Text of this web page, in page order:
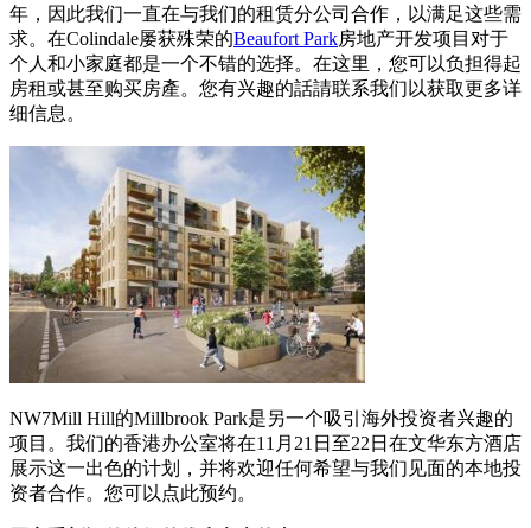
年，因此我们一直在与我们的租赁分公司合作，以满足这些需
求。在Colindale屡获殊荣的Beaufort Park房地产开发项目对于
个人和小家庭都是一个不错的选择。在这里，您可以负担得起
房租或甚至购买房產。您有兴趣的話請联系我们以获取更多详
细信息。
NW7Mill Hill的Millbrook Park是另一个吸引海外投资者兴趣的
项目。我们的香港办公室将在11月21日至22日在文华东方酒店
展示这一出色的计划，并将欢迎任何希望与我们见面的本地投
资者合作。您可以点此预约。